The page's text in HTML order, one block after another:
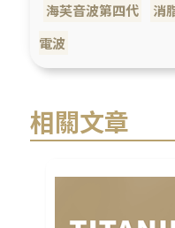
海芙音波第四代
消
電波
相關文章